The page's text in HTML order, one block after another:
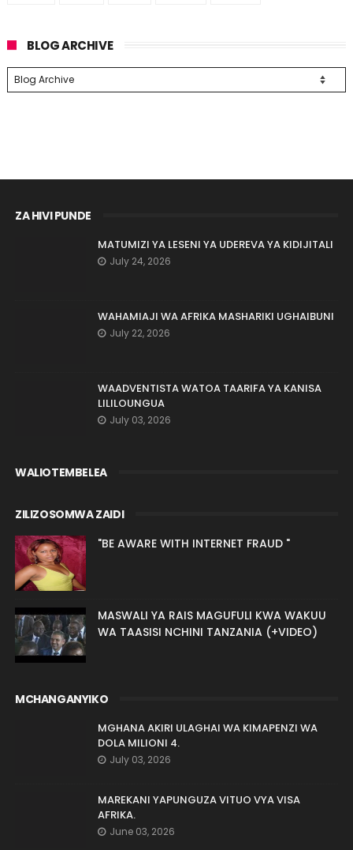
BLOG ARCHIVE
ZA HIVI PUNDE
MATUMIZI YA LESENI YA UDEREVA YA KIDIJITALI
July 24, 2026
WAHAMIAJI WA AFRIKA MASHARIKI UGHAIBUNI
July 22, 2026
WAADVENTISTA WATOA TAARIFA YA KANISA
LILILOUNGUA
July 03, 2026
WALIOTEMBELEA
ZILIZOSOMWA ZAIDI
"BE AWARE WITH INTERNET FRAUD "
MASWALI YA RAIS MAGUFULI KWA WAKUU
WA TAASISI NCHINI TANZANIA (+VIDEO)
MCHANGANYIKO
MGHANA AKIRI ULAGHAI WA KIMAPENZI WA
DOLA MILIONI 4.
July 03, 2026
MAREKANI YAPUNGUZA VITUO VYA VISA
AFRIKA.
June 03, 2026